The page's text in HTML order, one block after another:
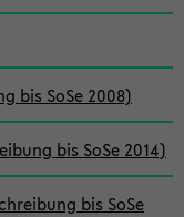
bis SoSe 2008)
bis SoSe 2014)
bis SoSe